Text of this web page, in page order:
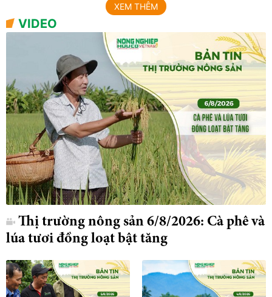
XEM THÊM
VIDEO
Thị trường nông sản 6/8/2026: Cà phê và
lúa tươi đồng loạt bật tăng